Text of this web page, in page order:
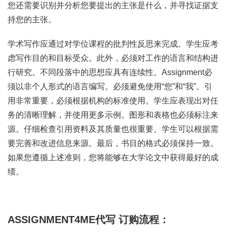
您还需要识别并分析您要提出的主张是什么，并寻找证据支
持您的主张。
学术写作应通过对学位课程的批判性反思来完成。学生应考
虑写作目的和目标受众。此外，必须对工作的语言和结构进
行研究。不同段落中的思想应具有连续性。Assignment必
须以非个人形式的语言编写。必须避免使用“您”和“我”。引
用非常重要，必须根据机构的标准使用。学生应表现出对任
务的清晰理解，并使用更多示例。图形和表格也必须标注来
源。仔细检查引用资料及其质量也很重要。学生可以根据需
要完善和改进信息来源。最后，书目的格式必须保持一致。
如果您遵循上述准则，您将能够在大学论文中获得最好的成
绩。
ASSIGNMENT4ME代写 订购流程：